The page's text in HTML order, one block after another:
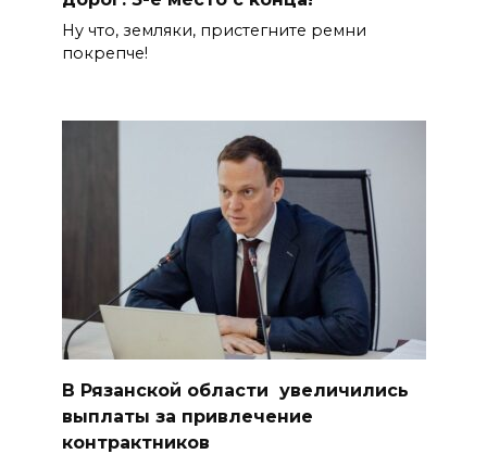
Ну что, земляки, пристегните ремни
покрепче!
В Рязанской области увеличились
выплаты за привлечение
контрактников